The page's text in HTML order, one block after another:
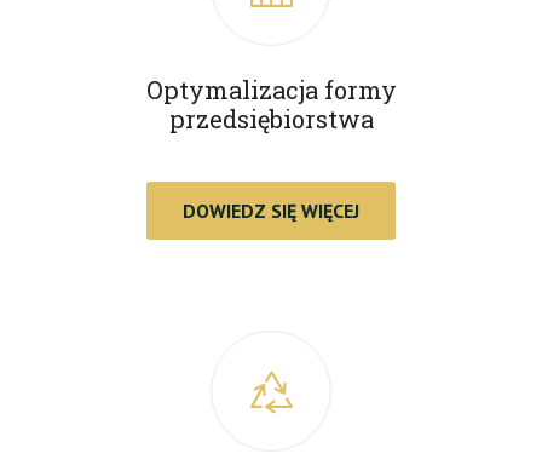
Optymalizacja formy
przedsiębiorstwa
DOWIEDZ SIĘ WIĘCEJ